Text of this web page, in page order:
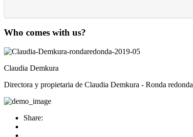
Who comes with us?
Claudia Demkura
Directora y propietaria de Claudia Demkura - Ronda redonda
Share: